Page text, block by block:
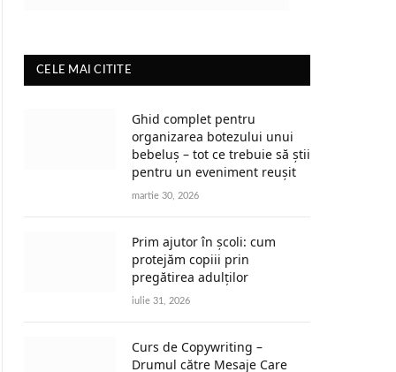
CELE MAI CITITE
Ghid complet pentru
organizarea botezului unui
bebeluș – tot ce trebuie să știi
pentru un eveniment reușit
martie 30, 2026
Prim ajutor în școli: cum
protejăm copiii prin
pregătirea adulților
iulie 31, 2026
Curs de Copywriting –
Drumul către Mesaje Care